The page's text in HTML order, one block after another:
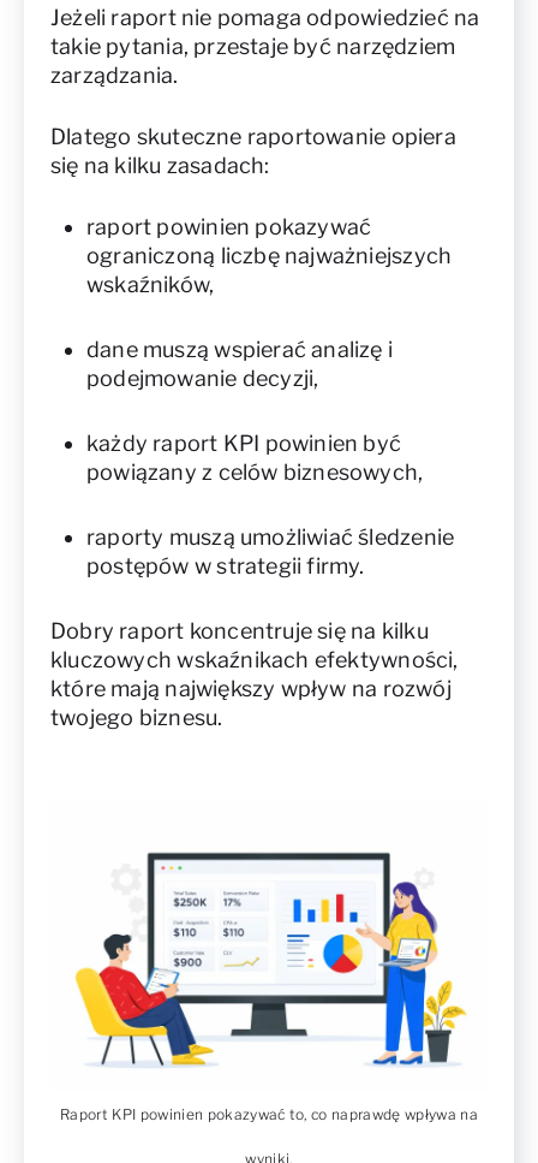
Jeżeli raport nie pomaga odpowiedzieć na
takie pytania, przestaje być narzędziem
zarządzania.
Dlatego skuteczne raportowanie opiera
się na kilku zasadach:
raport powinien pokazywać
ograniczoną liczbę najważniejszych
wskaźników,
dane muszą wspierać analizę i
podejmowanie decyzji,
każdy raport KPI powinien być
powiązany z celów biznesowych,
raporty muszą umożliwiać śledzenie
postępów w strategii firmy.
Dobry raport koncentruje się na kilku
kluczowych wskaźnikach efektywności,
które mają największy wpływ na rozwój
twojego biznesu.
Raport KPI powinien pokazywać to, co naprawdę wpływa na
wyniki.